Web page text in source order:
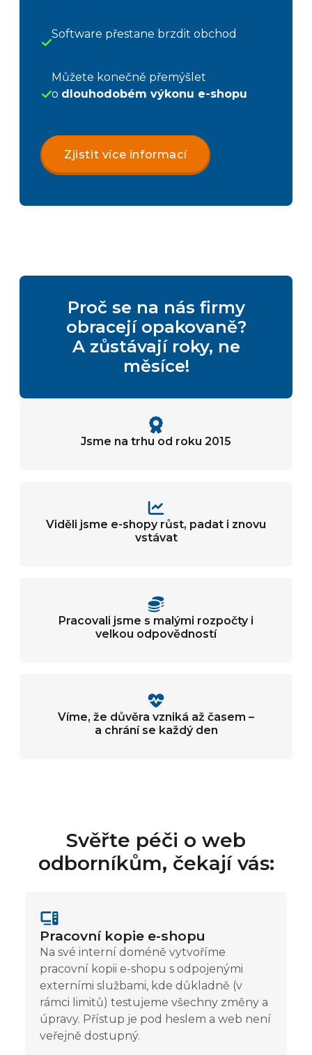
Software přestane brzdit obchod
Můžete konečně přemýšlet
o dlouhodobém výkonu e-shopu
Zjistit více informací
Proč se na nás firmy
obracejí opakovaně?
A zůstávají roky, ne
měsíce!
Jsme na trhu od roku 2015
Viděli jsme e-shopy růst, padat i znovu
vstávat
Pracovali jsme s malými rozpočty i
velkou odpovědností
Víme, že důvěra vzniká až časem –
a chrání se každý den
Svěřte péči o web
odborníkům, čekají vás:
Pracovní kopie e-shopu
Na své interní doméně vytvoříme
pracovní kopii e-shopu s odpojenými
externími službami, kde důkladně (v
rámci limitů) testujeme všechny změny a
úpravy. Přístup je pod heslem a web není
veřejně dostupný.